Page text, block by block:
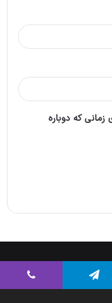
که دوباره